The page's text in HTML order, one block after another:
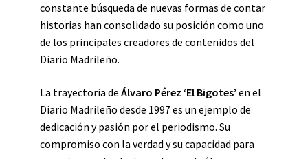
constante búsqueda de nuevas formas de contar
historias han consolidado su posición como uno
de los principales creadores de contenidos del
Diario Madrileño.
La trayectoria de Álvaro Pérez ‘El Bigotes’ en el
Diario Madrileño desde 1997 es un ejemplo de
dedicación y pasión por el periodismo. Su
compromiso con la verdad y su capacidad para